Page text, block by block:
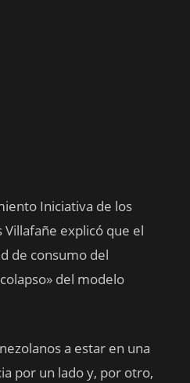
Iniciativa de los
explicó que el
de consumo del
del modelo
a estar en una
por un lado y, por otro,